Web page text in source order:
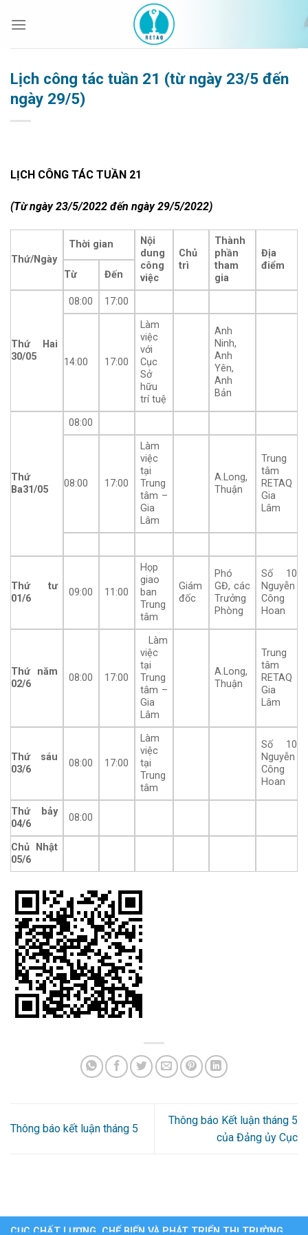
qua
Lịch công tác tuần 21 (từ ngày 23/5 đến
ngày 29/5)
LỊCH CÔNG TÁC TUẦN 21
(Từ ngày 23/5/2022 đến ngày 29/5/2022)
Thứ/Ngày
Thời gian
Nội
dung
công
việc
Chủ
trì
Thành
phần
tham
gia
Địa
điểm
Từ Đến
Thứ Hai
30/05
08:00 17:00
14:00 17:00
Làm
việc
với
Cục
Sở
hữu
trí tuệ
Anh
Ninh,
Anh
Yên,
Anh
Bản
Thứ
Ba31/05
08:00
08:00 17:00
Làm
việc
tại
Trung
tâm –
Gia
Lâm
A.Long,
Thuận
Trung
tâm
RETAQ
Gia
Lâm
Thứ tư
01/6
09:00 11:00
Họp
giao
ban
Trung
tâm
Giám
đốc
Phó
GĐ, các
Trưởng
Phòng
Số 10
Nguyễn
Công
Hoan
Thứ năm
02/6
08:00 17:00
Làm
việc
tại
Trung
tâm –
Gia
Lâm
A.Long,
Thuận
Trung
tâm
RETAQ
Gia
Lâm
Thứ sáu
03/6
08:00 17:00
Làm
việc
tại
Trung
tâm
Số 10
Nguyễn
Công
Hoan
Thứ bảy
04/6
08:00
Chủ Nhật
05/6
Thông báo kết luận tháng 5
Thông báo Kết luận tháng 5
của Đảng ủy Cục
CỤC CHẤT LƯỢNG, CHẾ BIẾN VÀ PHÁT TRIỂN THỊ TRƯỜNG